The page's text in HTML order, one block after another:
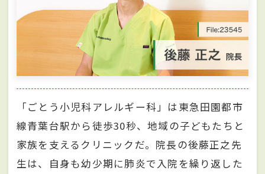
「ごとう小児科アレルギー科」は東急田園都市
線青葉台駅から徒歩30秒、地域の子どもたちと
家族を支えるクリニックだ。院長の後藤正之先
生は、自身も幼少期に肺炎で入院を繰り返した